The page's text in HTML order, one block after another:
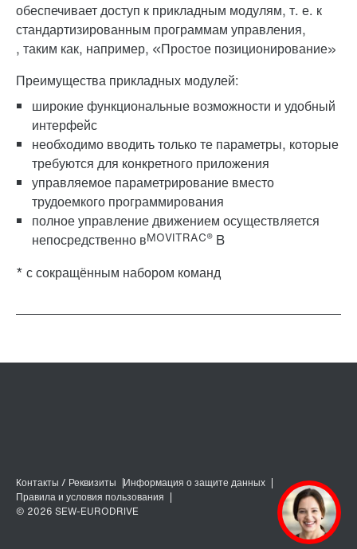
обеспечивает доступ к прикладным модулям, т. е. к
стандартизированным программам управления,
, таким как, например, «Простое позиционирование»
Преимущества прикладных модулей:
широкие функциональные возможности и удобный
интерфейс
необходимо вводить только те параметры, которые
требуются для конкретного приложения
управляемое параметрирование вместо
трудоемкого программирования
полное управление движением осуществляется
непосредственно вMOVITRAC® B
* с сокращённым набором команд